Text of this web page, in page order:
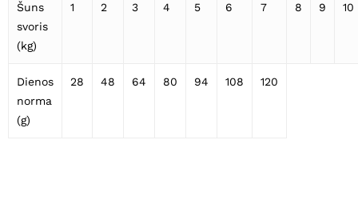
Šuns
svoris
(kg)
1 2 3 4 5 6 7 8 9 10
Dienos
norma
(g)
28 48 64 80 94 108 120